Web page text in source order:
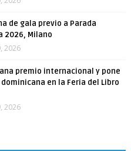
de gala previo a Parada
2026, Milano
2026
premio internacional y pone
en la Feria del Libro
2026